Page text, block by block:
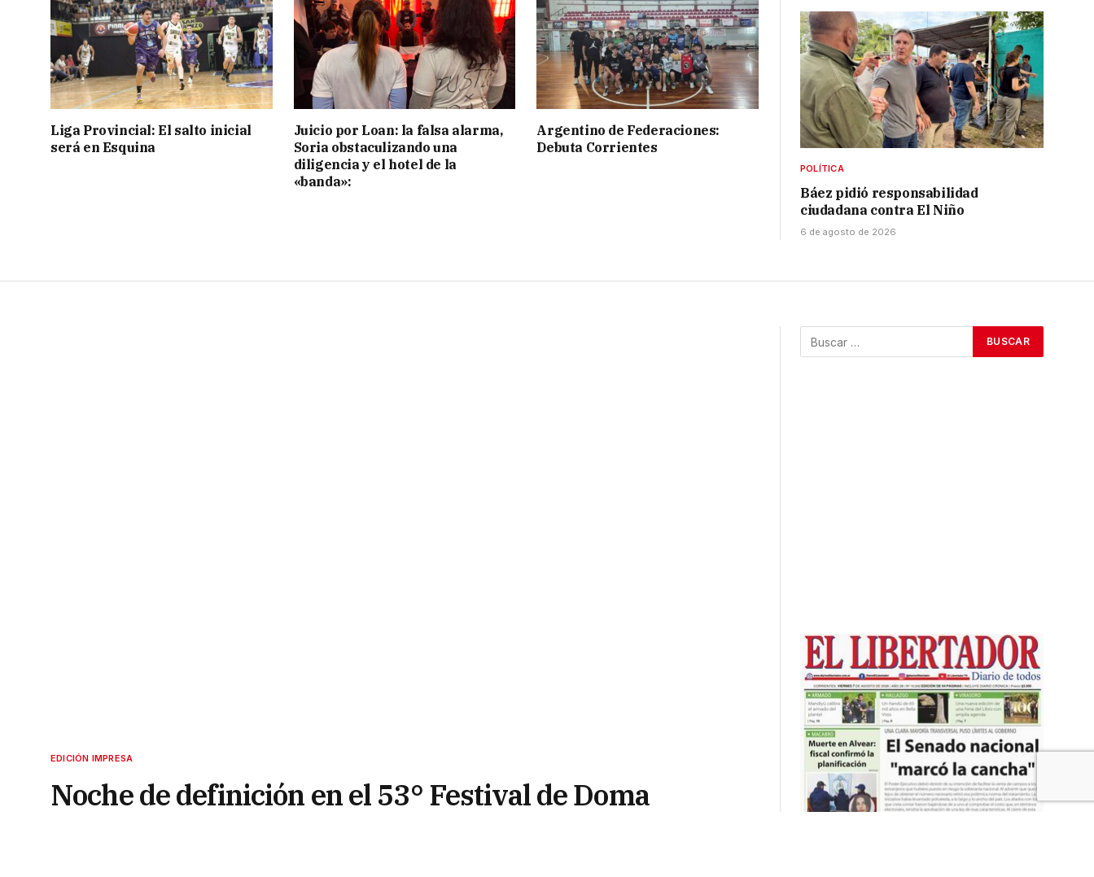
Liga Provincial: El salto inicial
será en Esquina
Juicio por Loan: la falsa alarma,
Soria obstaculizando una
diligencia y el hotel de la
«banda»:
Argentino de Federaciones:
Debuta Corrientes
POLÍTICA
Báez pidió responsabilidad
ciudadana contra El Niño
6 de agosto de 2026
EDICIÓN IMPRESA
Noche de definición en el 53° Festival de Doma